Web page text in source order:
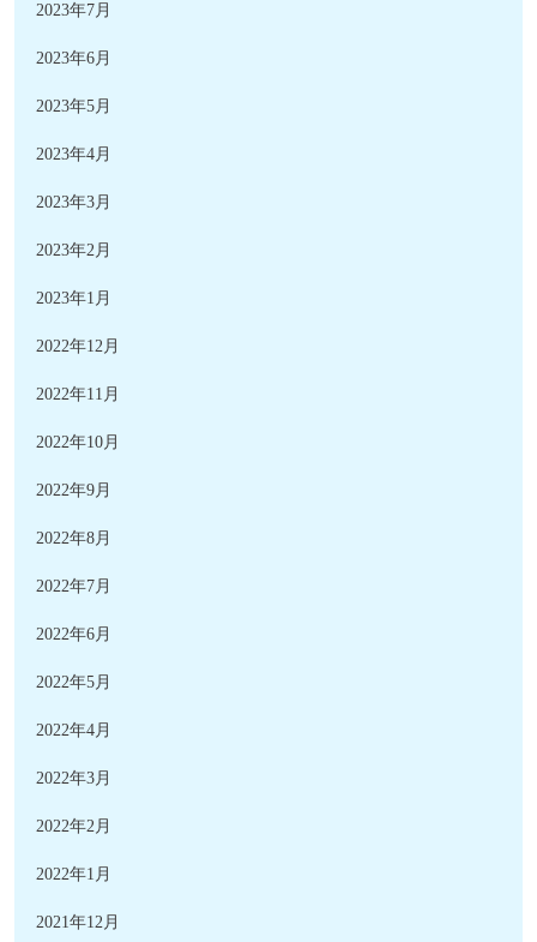
2023年7月
2023年6月
2023年5月
2023年4月
2023年3月
2023年2月
2023年1月
2022年12月
2022年11月
2022年10月
2022年9月
2022年8月
2022年7月
2022年6月
2022年5月
2022年4月
2022年3月
2022年2月
2022年1月
2021年12月